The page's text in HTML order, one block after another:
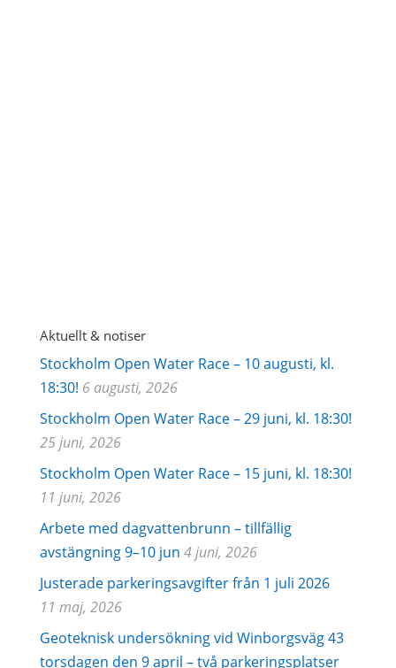
Aktuellt & notiser
Stockholm Open Water Race – 10 augusti, kl.
18:30! 6 augusti, 2026
Stockholm Open Water Race – 29 juni, kl. 18:30!
25 juni, 2026
Stockholm Open Water Race – 15 juni, kl. 18:30!
11 juni, 2026
Arbete med dagvattenbrunn – tillfällig
avstängning 9–10 jun 4 juni, 2026
Justerade parkeringsavgifter från 1 juli 2026
11 maj, 2026
Geoteknisk undersökning vid Winborgsväg 43
torsdagen den 9 april – två parkeringsplatser